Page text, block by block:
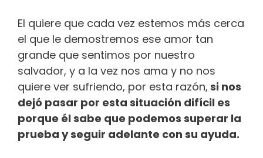
El quiere que cada vez estemos más cerca
el que le demostremos ese amor tan
grande que sentimos por nuestro
salvador, y a la vez nos ama y no nos
quiere ver sufriendo, por esta razón, si nos
dejó pasar por esta situación difícil es
porque él sabe que podemos superar la
prueba y seguir adelante con su ayuda.